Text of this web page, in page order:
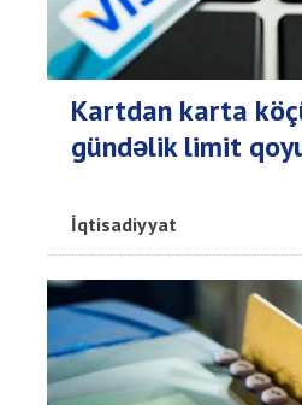
Kartdan karta
gündəlik limit
İqtisadiyyat